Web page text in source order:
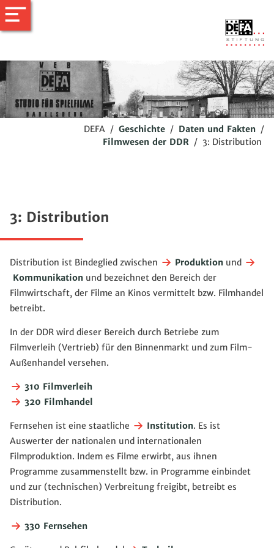
DEFA / Geschichte / Daten und Fakten /
Filmwesen der DDR / 3: Distribution
3: Distribution
Distribution ist Bindeglied zwischen Produktion und
Kommunikation und bezeichnet den Bereich der
Filmwirtschaft, der Filme an Kinos vermittelt bzw. Filmhandel
betreibt.
In der DDR wird dieser Bereich durch Betriebe zum
Filmverleih (Vertrieb) für den Binnenmarkt und zum Film-
Außenhandel versehen.
310 Filmverleih
320 Filmhandel
Fernsehen ist eine staatliche Institution. Es ist
Auswerter der nationalen und internationalen
Filmproduktion. Indem es Filme erwirbt, aus ihnen
Programme zusammenstellt bzw. in Programme einbindet
und zur (technischen) Verbreitung freigibt, betreibt es
Distribution.
330 Fernsehen